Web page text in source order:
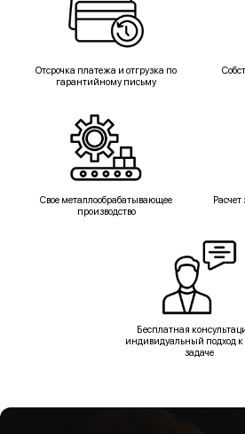
Отсрочка платежа и отгрузка по
гарантийному письму
Свое металлообрабатывающее
производство
Расчет
Бесплатная
индивидуальный подход
задаче